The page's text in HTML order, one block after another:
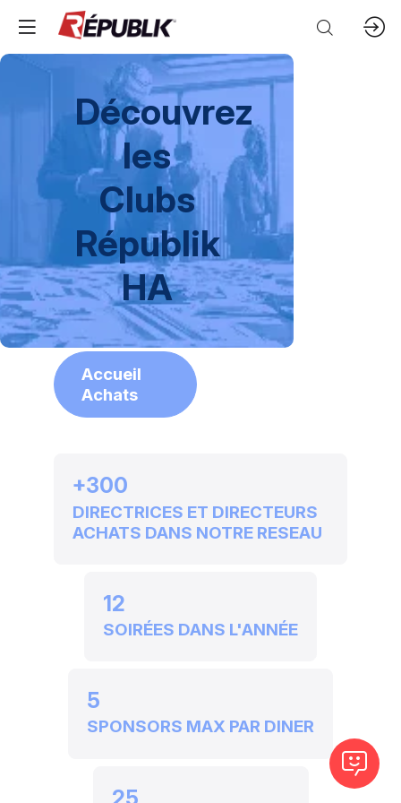
Découvrez
les
Clubs
Républik
HA
Accueil
Achats
+300
DIRECTRICES ET DIRECTEURS
ACHATS DANS NOTRE RESEAU
12
SOIRÉES DANS L'ANNÉE
5
SPONSORS MAX PAR DINER
25